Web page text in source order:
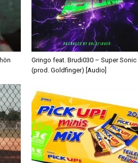
Gringo feat. Brudi030 – Super Sonic
(prod. Goldfinger) [Audio]